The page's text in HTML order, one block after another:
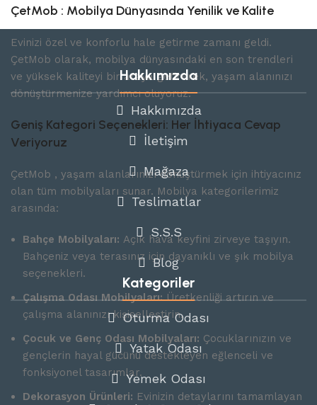
ÇetMob : Mobilya Dünyasında Yenilik ve Kalite
Evinizi özel ve konforlu hale getirme zamanı geldi.
ÇetMob olarak, mobilya dünyasındaki en son trendleri
ve yüksek kaliteyi bir araya getirerek, yaşam alanınızı
dönüştürmenize yardımcı oluyoruz.
Geniş Kategori Seçenekleri: Her İhtiyaca Cevap
Veriyoruz
ÇetMob , yaşam alanlarınızı dönüştürmek için ihtiyacınız
olan tüm mobilyaları sunar. Mobilya kategorilerimiz
arasında:
Bahçe Mobilyaları: Açık hava keyfini zirveye taşıyın.
Bahçeniz veya terasınız için dayanıklı ve şık mobilya
seçenekleri.
Çalışma Odası Mobilyaları:Üretkenliği artırın ve
çalışma alanınızı kişiselleştirin.
Çocuk ve Genç Odası Mobilyaları: Çocuklarınızın ve
gençlerin hayal gücünü destekleyen eğlenceli ve
fonksiyonel tasarımlar.
Dekorasyon Ürünleri: Evinizin detaylarını tamamlayan
Hakkımızda
Hakkımızda
İletişim
Mağaza
Teslimatlar
S.S.S
Blog
Kategoriler
Oturma Odası
Yatak Odası
Yemek Odası